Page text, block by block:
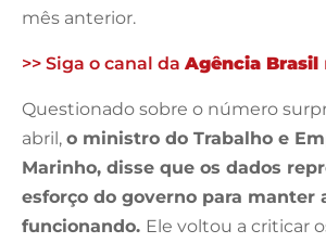
mês anterior.
>> Siga o canal da Agência Brasil
Questionado sobre o número
abril, o ministro do Trabalho e
Marinho, disse que os dados
esforço do governo para manter
funcionando. Ele voltou a criticar